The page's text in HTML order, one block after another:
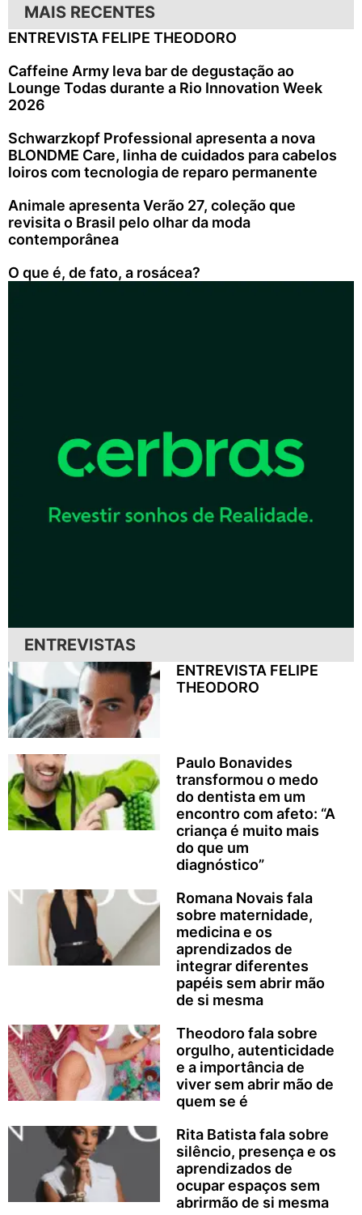
MAIS RECENTES
ENTREVISTA FELIPE THEODORO
Caffeine Army leva bar de degustação ao
Lounge Todas durante a Rio Innovation Week
2026
Schwarzkopf Professional apresenta a nova
BLONDME Care, linha de cuidados para cabelos
loiros com tecnologia de reparo permanente
Animale apresenta Verão 27, coleção que
revisita o Brasil pelo olhar da moda
contemporânea
O que é, de fato, a rosácea?
ENTREVISTAS
ENTREVISTA FELIPE
THEODORO
Paulo Bonavides
transformou o medo
do dentista em um
encontro com afeto: “A
criança é muito mais
do que um
diagnóstico”
Romana Novais fala
sobre maternidade,
medicina e os
aprendizados de
integrar diferentes
papéis sem abrir mão
de si mesma
Theodoro fala sobre
orgulho, autenticidade
e a importância de
viver sem abrir mão de
quem se é
Rita Batista fala sobre
silêncio, presença e os
aprendizados de
ocupar espaços sem
abrirmão de si mesma